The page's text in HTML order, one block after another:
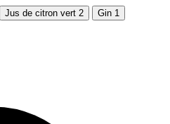
Jus de citron vert 2 Gin 1